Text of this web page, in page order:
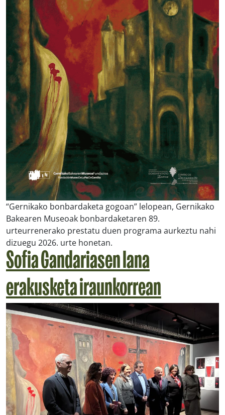
“Gernikako bonbardaketa gogoan” lelopean, Gernikako
Bakearen Museoak bonbardaketaren 89.
urteurrenerako prestatu duen programa aurkeztu nahi
dizuegu 2026. urte honetan.
Sofia Gandariasen lana
erakusketa iraunkorrean